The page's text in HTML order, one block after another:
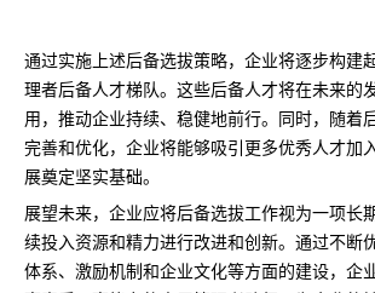
通过实施上述后备选拔策略，企业将逐步构建
理者后备人才梯队。这些后备人才将在未来的
用，推动企业持续、稳健地前行。同时，随着
完善和优化，企业将能够吸引更多优秀人才加
展奠定坚实基础。
展望未来，企业应将后备选拔工作视为一项长
续投入资源和精力进行改进和创新。通过不断
体系、激励机制和企业文化等方面的建设，企